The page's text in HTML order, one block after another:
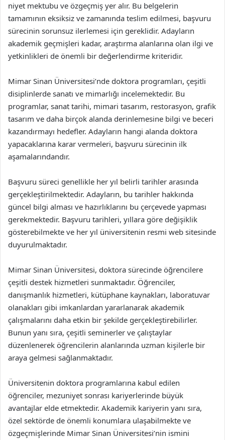
niyet mektubu ve özgeçmiş yer alır. Bu belgelerin
tamamının eksiksiz ve zamanında teslim edilmesi, başvuru
sürecinin sorunsuz ilerlemesi için gereklidir. Adayların
akademik geçmişleri kadar, araştırma alanlarına olan ilgi ve
yetkinlikleri de önemli bir değerlendirme kriteridir.
Mimar Sinan Üniversitesi’nde doktora programları, çeşitli
disiplinlerde sanatı ve mimarlığı incelemektedir. Bu
programlar, sanat tarihi, mimari tasarım, restorasyon, grafik
tasarım ve daha birçok alanda derinlemesine bilgi ve beceri
kazandırmayı hedefler. Adayların hangi alanda doktora
yapacaklarına karar vermeleri, başvuru sürecinin ilk
aşamalarındandır.
Başvuru süreci genellikle her yıl belirli tarihler arasında
gerçekleştirilmektedir. Adayların, bu tarihler hakkında
güncel bilgi alması ve hazırlıklarını bu çerçevede yapması
gerekmektedir. Başvuru tarihleri, yıllara göre değişiklik
gösterebilmekte ve her yıl üniversitenin resmi web sitesinde
duyurulmaktadır.
Mimar Sinan Üniversitesi, doktora sürecinde öğrencilere
çeşitli destek hizmetleri sunmaktadır. Öğrenciler,
danışmanlık hizmetleri, kütüphane kaynakları, laboratuvar
olanakları gibi imkanlardan yararlanarak akademik
çalışmalarını daha etkin bir şekilde gerçekleştirebilirler.
Bunun yanı sıra, çeşitli seminerler ve çalıştaylar
düzenlenerek öğrencilerin alanlarında uzman kişilerle bir
araya gelmesi sağlanmaktadır.
Üniversitenin doktora programlarına kabul edilen
öğrenciler, mezuniyet sonrası kariyerlerinde büyük
avantajlar elde etmektedir. Akademik kariyerin yanı sıra,
özel sektörde de önemli konumlara ulaşabilmekte ve
özgeçmişlerinde Mimar Sinan Üniversitesi’nin ismini